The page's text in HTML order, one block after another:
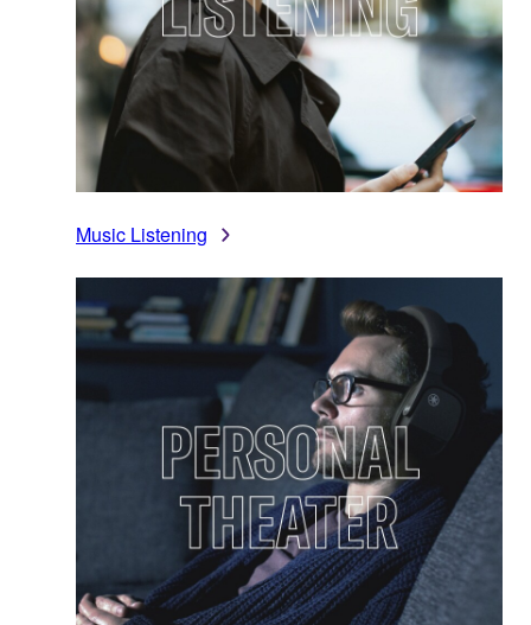
Music Listening